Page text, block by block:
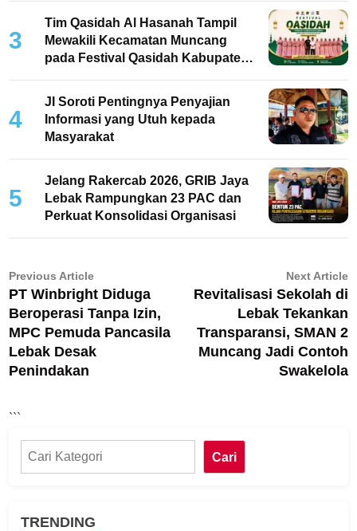
3
Tim Qasidah Al Hasanah Tampil
Mewakili Kecamatan Muncang
pada Festival Qasidah Kabupaten
4
JI Soroti Pentingnya Penyajian
Informasi yang Utuh kepada
Masyarakat
5
Jelang Rakercab 2026, GRIB Jaya
Lebak Rampungkan 23 PAC dan
Perkuat Konsolidasi Organisasi
Navigasi
pos
Previous ArticlePrevious
article:
PT Winbright Diduga
Beroperasi Tanpa Izin,
MPC Pemuda Pancasila
Lebak Desak
Penindakan
Next Article
Revitalisasi Sekolah di
Lebak Tekankan
Transparansi, SMAN 2
Muncang Jadi Contoh
Swakelola
```
Cari
Cari
TRENDING